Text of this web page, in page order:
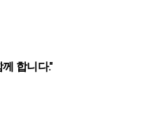
합니다."